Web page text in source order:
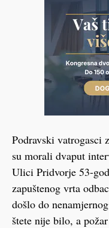
Podravski vatrogasci
su morali dvaput
Ulici Pridvorje 53-
zapuštenog vrta
došlo do
štete nije bilo, a